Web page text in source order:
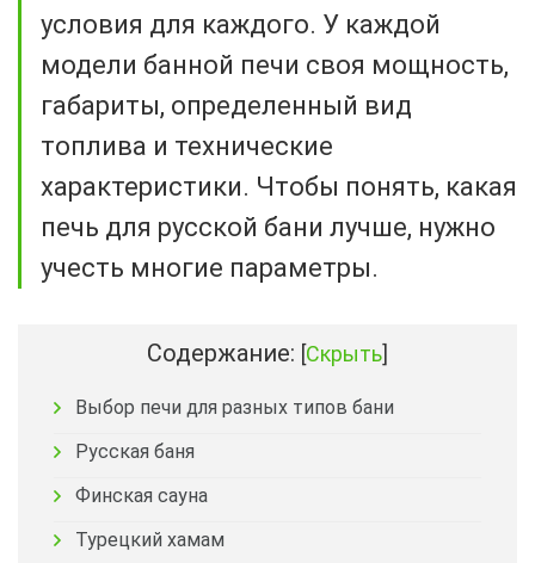
условия для каждого. У каждой
модели банной печи своя мощность,
габариты, определенный вид
топлива и технические
характеристики. Чтобы понять, какая
печь для русской бани лучше, нужно
учесть многие параметры.
Содержание: [Скрыть]
Выбор печи для разных типов бани
Русская баня
Финская сауна
Турецкий хамам